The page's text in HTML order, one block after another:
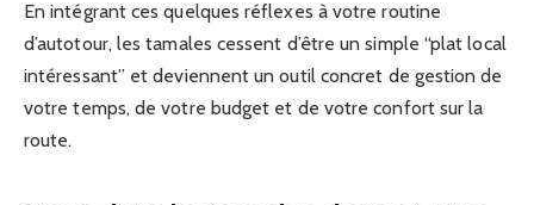
En intégrant ces quelques réflexes à votre routine
d’autotour, les tamales cessent d’être un simple “plat local
intéressant” et deviennent un outil concret de gestion de
votre temps, de votre budget et de votre confort sur la
route.